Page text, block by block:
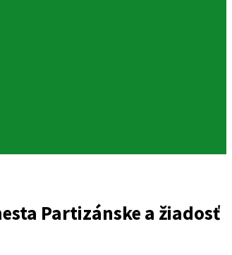
Partizánske a žiadosť